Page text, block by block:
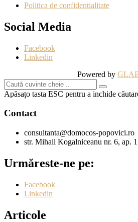
Politica de confidentialitate
Social Media
Facebook
Linkedin
Powered by
Apăsațo tasta ESC pentru a inchide
Contact
consultanta@domocos-popovici.ro
str. Mihail Kogalniceanu nr. 6, ap.
Urmăreste-ne pe:
Facebook
Linkedin
Articole